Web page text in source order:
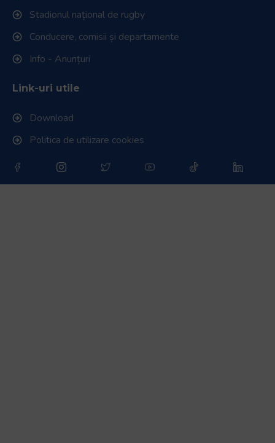
Stadionul național de rugby
Conducere, comisii și departamente
Info - Anunțuri
Link-uri utile
Download
Politica de utilizare cookies